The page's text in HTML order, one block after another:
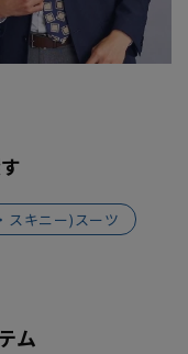
スキニー)スーツ
ム